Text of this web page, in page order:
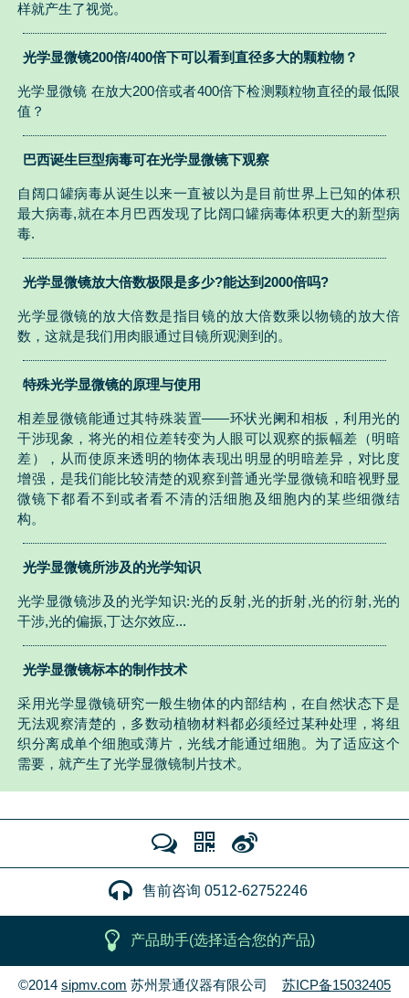
样就产生了视觉。
光学显微镜200倍/400倍下可以看到直径多大的颗粒物？
光学显微镜 在放大200倍或者400倍下检测颗粒物直径的最低限
值？
巴西诞生巨型病毒可在光学显微镜下观察
自阔口罐病毒从诞生以来一直被以为是目前世界上已知的体积
最大病毒,就在本月巴西发现了比阔口罐病毒体积更大的新型病
毒.
光学显微镜放大倍数极限是多少?能达到2000倍吗?
光学显微镜的放大倍数是指目镜的放大倍数乘以物镜的放大倍
数，这就是我们用肉眼通过目镜所观测到的。
特殊光学显微镜的原理与使用
相差显微镜能通过其特殊装置——环状光阑和相板，利用光的
干涉现象，将光的相位差转变为人眼可以观察的振幅差（明暗
差），从而使原来透明的物体表现出明显的明暗差异，对比度
增强，是我们能比较清楚的观察到普通光学显微镜和暗视野显
微镜下都看不到或者看不清的活细胞及细胞内的某些细微结
构。
光学显微镜所涉及的光学知识
光学显微镜涉及的光学知识:光的反射,光的折射,光的衍射,光的
干涉,光的偏振,丁达尔效应...
光学显微镜标本的制作技术
采用光学显微镜研究一般生物体的内部结构，在自然状态下是
无法观察清楚的，多数动植物材料都必须经过某种处理，将组
织分离成单个细胞或薄片，光线才能通过细胞。为了适应这个
需要，就产生了光学显微镜制片技术。
售前咨询 0512-62752246
产品助手(选择适合您的产品)
©2014 sipmv.com 苏州景通仪器有限公司 苏ICP备15032405